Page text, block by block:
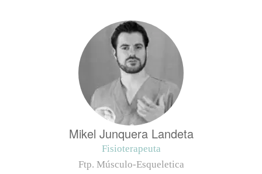
Mikel Junquera Landeta
Fisioterapeuta
Ftp. Músculo-Esqueletica